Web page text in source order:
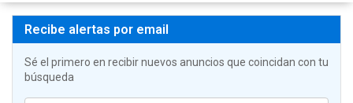
Recibe alertas por email
Sé el primero en recibir nuevos anuncios que coincidan con tu
búsqueda